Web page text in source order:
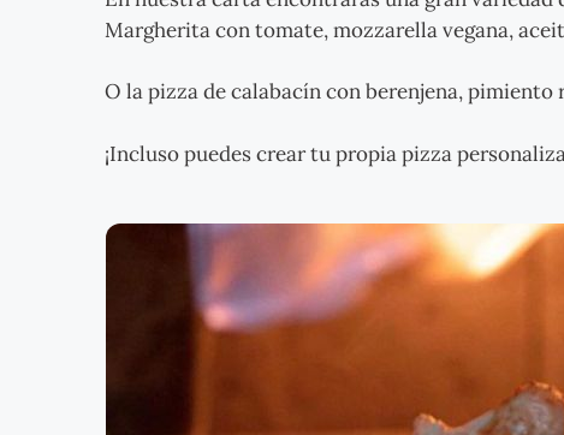
Margherita con tomate, mozzarella vegana,
O la pizza de calabacín con berenjena, pimiento
¡Incluso puedes crear tu propia pizza